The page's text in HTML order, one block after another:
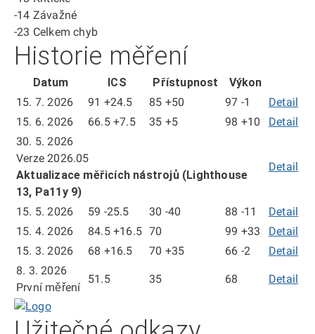
-14 Závažné
-23 Celkem chyb
Historie měření
Datum ICS Přístupnost
Výkon
15. 7. 2026
91 +24.5 85 +50 97 -1 Detail
7.
15. 6. 2026 66.5 +7.5 35 +5 98 +10 Detail
15.
30. 5. 2026
Verze 2026.05
Aktualizace měřicích nástrojů (Lighthouse
13, Pa11y 9)
Detail
15. 5. 2026 59 -25.5 30 -40 88 -11 Detail
15. 4. 2026 84.5 +16.5 70 99 +33 Detail
15.
15. 3. 2026 68 +16.5 70 +35 66 -2 Detail
8. 3. 2026
První měření
51.5 35 68 Detail
Domů